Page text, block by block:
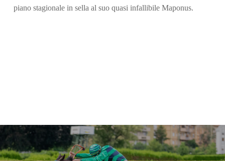
piano stagionale in sella al suo quasi infallibile Maponus.